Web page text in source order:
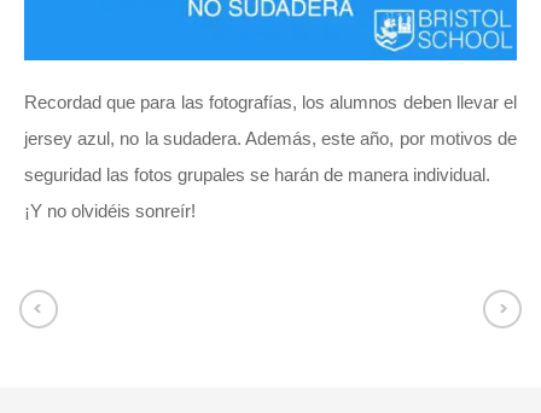
Recordad que para las fotografías, los alumnos deben llevar el
jersey azul, no la sudadera. Además, este año, por motivos de
seguridad las fotos grupales se harán de manera individual.
¡Y no olvidéis sonreír!